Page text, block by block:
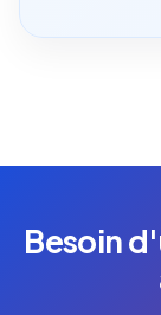
Besoin